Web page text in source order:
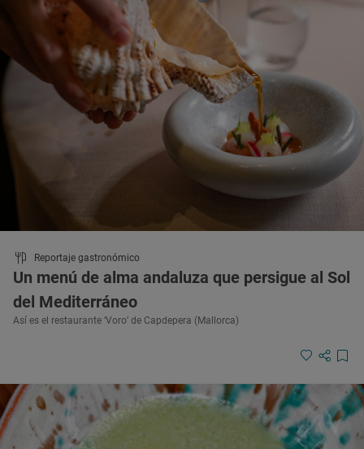
Reportaje gastronómico
Un menú de alma andaluza que persigue al Sol
del Mediterráneo
Así es el restaurante ‘Voro’ de Capdepera (Mallorca)